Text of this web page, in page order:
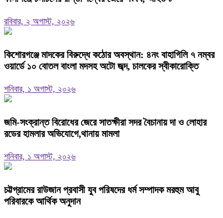
রবিবার, ২ অগাস্ট, ২০২৬
কিশোরগঞ্জে মাদকের বিরুদ্ধে কঠোর অবস্থান: ৪নং বাহাগিলি ৭ নম্বর
ওয়ার্ডে ১০ বোতল বাংলা মদসহ অটো জব্দ, চালকের স্বীকারোক্তি
শনিবার, ১ অগাস্ট, ২০২৬
জমি-সংক্রান্ত বিরোধের জেরে সাতক্ষীরা সদর বৈচানায় দা ও লোহার
রডের হামলার অভিযোগে,থানায় মামলা
শনিবার, ১ অগাস্ট, ২০২৬
চট্টগ্রামের রাউজান প্রবাসী যুব পরিষদের ধর্ম সম্পাদক মরহুম আবু
পরিবারকে আর্থিক অনুদান